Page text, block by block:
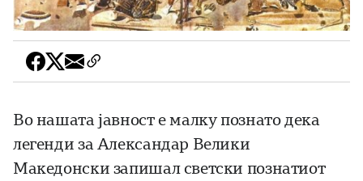
Во нашата јавност е малку познато дека
легенди за Александар Велики
Македонски запишал светски познатиот